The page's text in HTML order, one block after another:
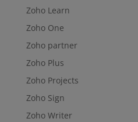
Zoho Learn
Zoho One
Zoho partner
Zoho Plus
Zoho Projects
Zoho Sign
Zoho Writer